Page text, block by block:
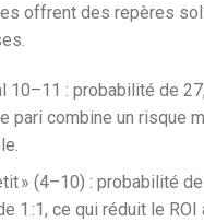
offrent des repères
10–11 : probabilité de
pari combine un risque
» (4–10) : probabilité
1 :1, ce qui réduit le ROI